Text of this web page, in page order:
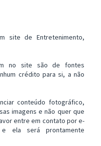
site de Entretenimento,
no site são de fontes
crédito para si, a não
conteúdo fotográfico,
imagens e não quer que
entre em contato por e-
e ela será prontamente